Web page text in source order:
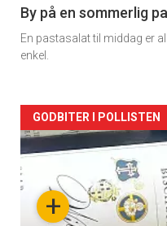
5
By på en sommerlig
En pastasalat til middag er
enkel.
Forsiden
akkurat
nå+
GODBITER I POLLISTEN